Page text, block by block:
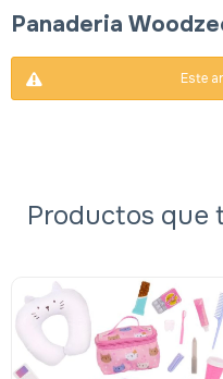
Panaderia
Este
Productos que